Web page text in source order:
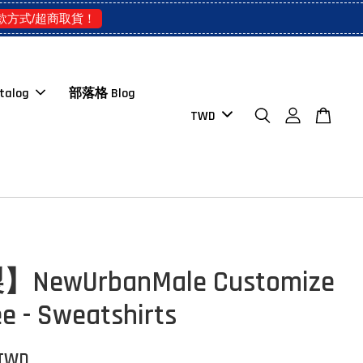
方式/超商取貨！
部落格 Blog
NewUrbanMale Customize
- Sweatshirts